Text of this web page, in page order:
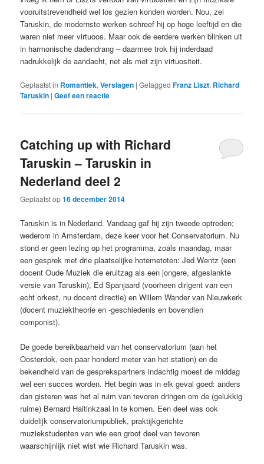
vooruitstrevendheid wel los gezien konden worden. Nou, zei
Taruskin, de modernste werken schreef hij op hoge leeftijd en die
waren niet meer virtuoos. Maar ook de eerdere werken blinken uit
in harmonische dadendrang – daarmee trok hij inderdaad
nadrukkelijk de aandacht, net als met zijn virtuositeit.
Geplaatst in Romantiek,Verslagen |Getagged Franz Liszt, Richard
Taruskin |Geef een reactie
Catching up with Richard
Taruskin – Taruskin in
Nederland deel 2
Geplaatst op16 december 2014
Taruskin is in Nederland. Vandaag gaf hij zijn tweede optreden;
wederom in Amsterdam, deze keer voor het Conservatorium. Nu
stond er geen lezing op het programma, zoals maandag, maar
een gesprek met drie plaatselijke hotemetoten: Jed Wentz (een
docent Oude Muziek die eruitzag als een jongere, afgeslankte
versie van Taruskin), Ed Spanjaard (voorheen dirigent van een
echt orkest, nu docent directie) en Willem Wander van Nieuwkerk
(docent muziektheorie en -geschiedenis en bovendien
componist).
De goede bereikbaarheid van het conservatorium (aan het
Oosterdok, een paar honderd meter van het station) en de
bekendheid van de gesprekspartners indachtig moest de middag
wel een succes worden. Het begin was in elk geval goed: anders
dan gisteren was het al ruim van tevoren dringen om de (gelukkig
ruime) Bernard Haitinkzaal in te komen. Een deel was ook
duidelijk conservatoriumpubliek, praktijkgerichte
muziekstudenten van wie een groot deel van tevoren
waarschijnlijk niet wist wie Richard Taruskin was.